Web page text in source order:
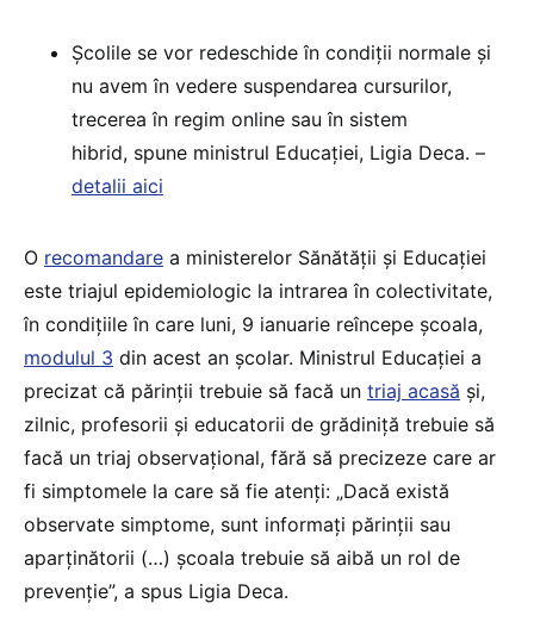
Școlile se vor redeschide în condiții normale și
nu avem în vedere suspendarea cursurilor,
trecerea în regim online sau în sistem
hibrid, spune ministrul Educației, Ligia Deca. –
detalii aici
O recomandare a ministerelor Sănătății și Educației
este triajul epidemiologic la intrarea în colectivitate,
în condițiile în care luni, 9 ianuarie reîncepe școala,
modulul 3 din acest an școlar. Ministrul Educației a
precizat că părinții trebuie să facă un triaj acasă și,
zilnic, profesorii și educatorii de grădiniță trebuie să
facă un triaj observațional, fără să precizeze care ar
fi simptomele la care să fie atenți: „Dacă există
observate simptome, sunt informați părinții sau
aparținătorii (…) școala trebuie să aibă un rol de
prevenție”, a spus Ligia Deca.